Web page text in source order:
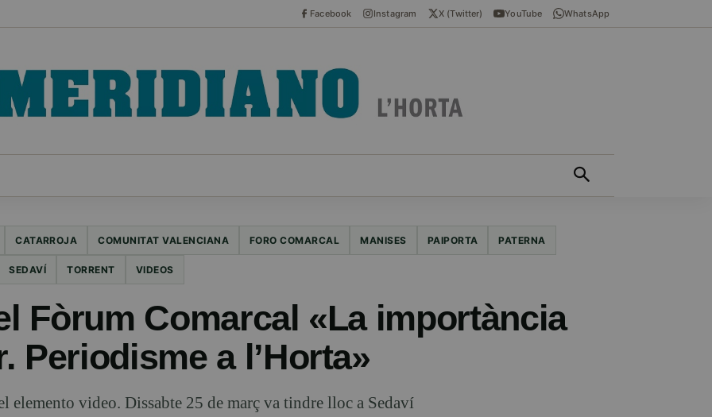
Facebook Instagram X (Twitter) YouTube WhatsApp
CATARROJA COMUNITAT VALENCIANA FORO COMARCAL MANISES PAIPORTA PATERNA
SEDAVÍ TORRENT VIDEOS
Fòrum Comarcal «La importància
Periodisme a l’Horta»
video. Dissabte 25 de març va tindre lloc a Sedaví